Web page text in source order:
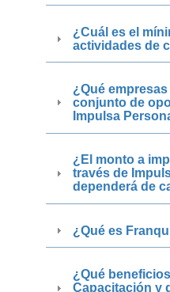
¿Cuál es el
actividades de
¿Qué
conjunto de
Impulsa
¿El monto a
través de
dependerá de
¿Qué es
¿Qué
Capacitación y